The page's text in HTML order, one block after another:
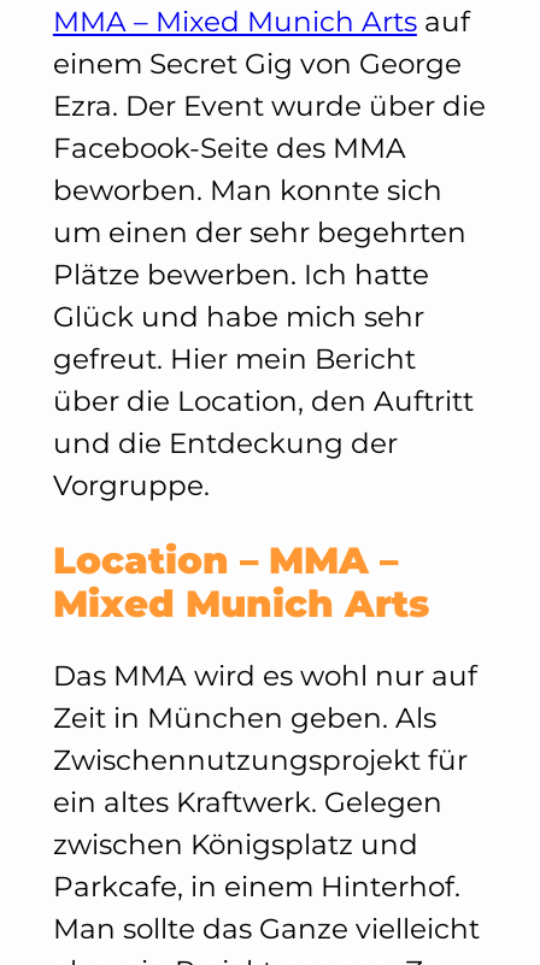
MMA – Mixed Munich Artsauf
einem Secret Gig von George
Ezra. Der Event wurde über die
Facebook-Seite des MMA
beworben. Man konnte sich
um einen der sehr begehrten
Plätze bewerben. Ich hatte
Glück und habe mich sehr
gefreut. Hier mein Bericht
über die Location, den Auftritt
und die Entdeckung der
Vorgruppe.
Location – MMA –
Mixed Munich Arts
Das MMA wird es wohl nur auf
Zeit in München geben. Als
Zwischennutzungsprojekt für
ein altes Kraftwerk. Gelegen
zwischen Königsplatz und
Parkcafe, in einem Hinterhof.
Man sollte das Ganze vielleicht